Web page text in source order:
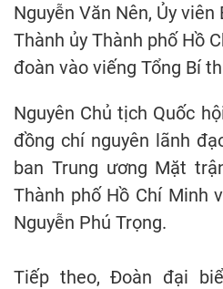
Nguyễn Văn Nên, Ủy
Thành ủy Thành phố Hồ
đoàn vào viếng Tổng Bí
Nguyên Chủ tịch Quốc
đồng chí nguyên lãnh
ban Trung ương Mặt
Thành phố Hồ Chí Minh
Nguyễn Phú Trọng.
Tiếp theo, Đoàn đại